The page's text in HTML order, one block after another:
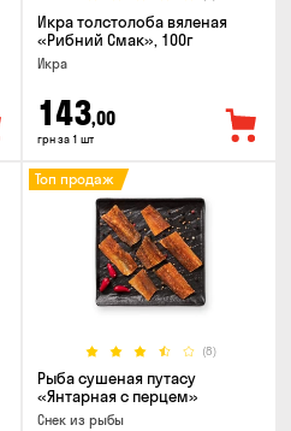
Икра толстолоба вяленая
«Рибний Смак», 100г
Икра
143,00
грн за 1 шт
(8)
Топ продаж
Рыба сушеная путасу
«Янтарная с перцем»
Снек из рыбы